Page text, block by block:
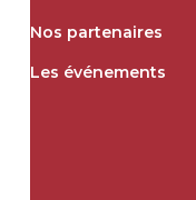
Nos partenaires
Les événements